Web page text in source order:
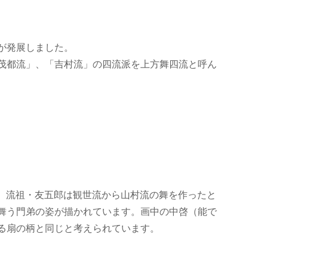
展しました。
流」、「吉村流」の四流派を上方舞四流と呼ん
流祖・友五郎は観世流から山村流の舞を作ったと
う門弟の姿が描かれています。画中の中啓（能で
の柄と同じと考えられています。